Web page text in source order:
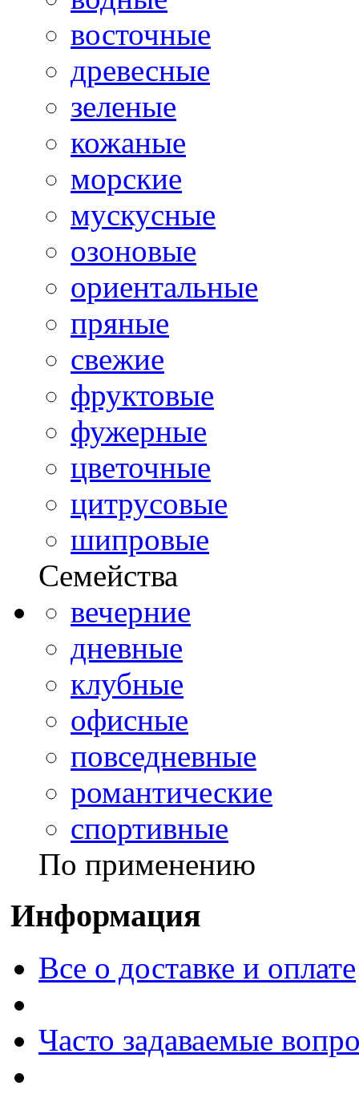
восточные
древесные
зеленые
кожаные
морские
мускусные
озоновые
ориентальные
пряные
свежие
фруктовые
фужерные
цветочные
цитрусовые
шипровые
Семейства
вечерние
дневные
клубные
офисные
повседневные
романтические
спортивные
По применению
Информация
Все о доставке и оплате
Часто задаваемые